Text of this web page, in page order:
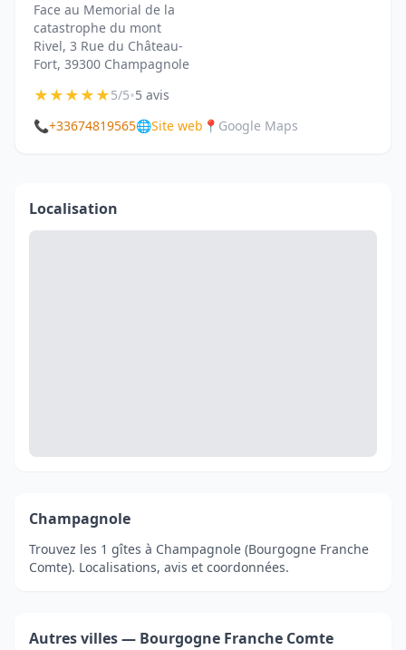
Face au Memorial de la
catastrophe du mont
Rivel, 3 Rue du Château-
Fort, 39300 Champagnole
★★★★★5/5•5 avis
📞+33674819565🌐Site web 📍 Google Maps
Localisation
Champagnole
Trouvez les 1 gîtes à Champagnole (Bourgogne Franche
Comte). Localisations, avis et coordonnées.
Autres villes — Bourgogne Franche Comte